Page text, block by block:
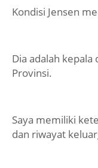
Kondisi Jensen
Dia adalah
Provinsi.
Saya memiliki
dan riwayat